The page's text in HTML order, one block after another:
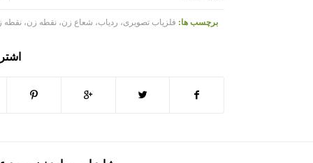
برچسب ها: فلزیاب تصویری، ردیاب، شعاع زن، نقطه زن، نقطه